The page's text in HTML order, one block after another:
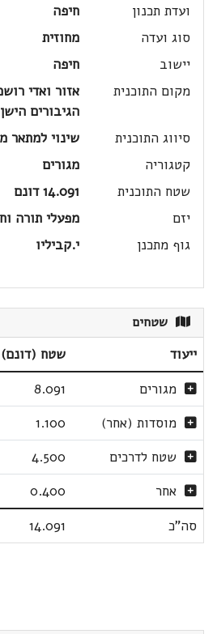
ועדת תכנון
חיפה
סוג ועדה
מחוזית
יישוב
חיפה
מקום התוכנית
אזור ואדי
הגיבורים
סיווג התוכנית
שינוי למתאר
קטגוריה
מגורים
שטח התוכנית
14.091 דונם
יזם
מפעלי תורה
גוף מתכנן
י.קביליו
שטחים
ייעוד שטח (דונם)
מגורים
8.091
מוסדות (אחר)
1.100
שטח לדרכים
4.500
אחר
0.400
סה"כ
14.091